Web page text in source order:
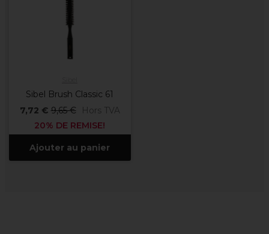
Sibel Brush Classic 61
7,72 € 9,65 €
Hors TVA
20% DE REMISE!
Ajouter au panier